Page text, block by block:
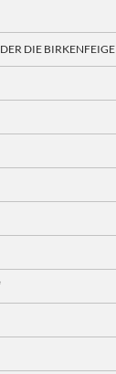
DIE BIRKENFEIGE